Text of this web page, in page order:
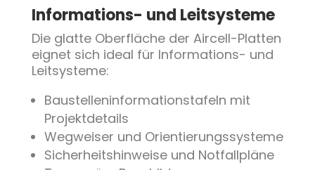
Informations- und Leitsysteme
Die glatte Oberfläche der Aircell-Platten
eignet sich ideal für Informations- und
Leitsysteme:
Baustelleninformationstafeln mit
Projektdetails
Wegweiser und Orientierungssysteme
Sicherheitshinweise und Notfallpläne